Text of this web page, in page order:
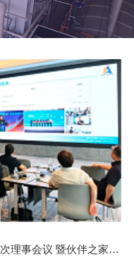
依斯倍受邀出席外企协会第七届第二次理事会议 暨伙伴之家迎新会